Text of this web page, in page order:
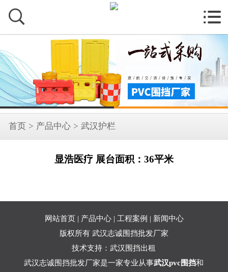


首页 > 产品中心 > 武汉护栏
显浩医疗 展台面积：36平米
网站首页| 产品中心| 工程案例 | 新闻中心
版权所有 武汉志诚围挡批发厂家
技术支持：武汉围挡出租
武汉志诚围挡批发厂家是一家专业从事武汉pvc围挡和